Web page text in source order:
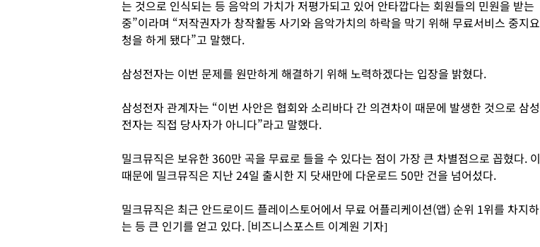
는 것으로 인식되는 등 음악의 가치가 저평가되고 있어 안타깝다는 회원들의 민원을 받는
중”이라며 “저작권자가 창작활동 사기와 음악가치의 하락을 막기 위해 무료서비스 중지요
청을 하게 됐다”고 말했다.
삼성전자는 이번 문제를 원만하게 해결하기 위해 노력하겠다는 입장을 밝혔다.
삼성전자 관계자는 “이번 사안은 협회와 소리바다 간 의견차이 때문에 발생한 것으로 삼성
전자는 직접 당사자가 아니다”라고 말했다.
밀크뮤직은 보유한 360만 곡을 무료로 들을 수 있다는 점이 가장 큰 차별점으로 꼽혔다. 이
때문에 밀크뮤직은 지난 24일 출시한 지 닷새만에 다운로드 50만 건을 넘어섰다.
밀크뮤직은 최근 안드로이드 플레이스토어에서 무료 어플리케이션(앱) 순위 1위를 차지하
는 등 큰 인기를 얻고 있다. [비즈니스포스트 이계원 기자]